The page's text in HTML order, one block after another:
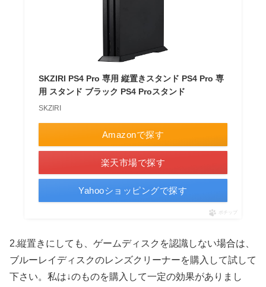
SKZIRI PS4 Pro 専用 縦置きスタンド PS4 Pro 専
用 スタンド ブラック PS4 Proスタンド
SKZIRI
Amazonで探す
楽天市場で探す
Yahooショッピングで探す
ポチップ
2.縦置きにしても、ゲームディスクを認識しない場合は、
ブルーレイディスクのレンズクリーナーを購入して試して
下さい。私は↓のものを購入して一定の効果がありまし